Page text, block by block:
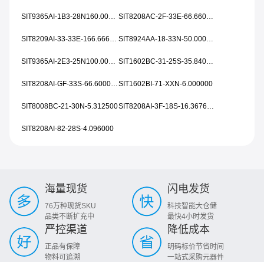
SIT1602BI-71-XXN-6.000000
SIT8008BC-21-30N-5.312500
SIT8208AI-82-28S-4.096000
海量现货
76万种现货SKU
品类不断扩充中
闪电发货
科技智能大仓储
最快4小时发货
严控渠道
正品有保障
物料可追溯
降低成本
明码标价节省时间
一站式采购元器件